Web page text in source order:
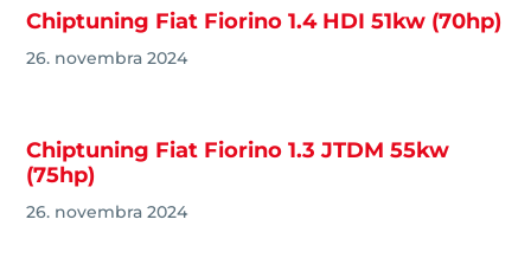
Chiptuning Fiat Fiorino 1.4 HDI 51kw (70hp)
26. novembra 2024
Chiptuning Fiat Fiorino 1.3 JTDM 55kw
(75hp)
26. novembra 2024